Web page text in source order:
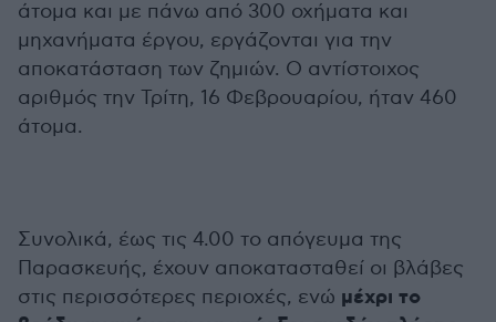
άτομα και με πάνω από 300 οχήματα και
μηχανήματα έργου, εργάζονται για την
αποκατάσταση των ζημιών. Ο αντίστοιχος
αριθμός την Τρίτη, 16 Φεβρουαρίου, ήταν 460
άτομα.
Συνολικά, έως τις 4.00 το απόγευμα της
Παρασκευής, έχουν αποκατασταθεί οι βλάβες
στις περισσότερες περιοχές, ενώ μέχρι το